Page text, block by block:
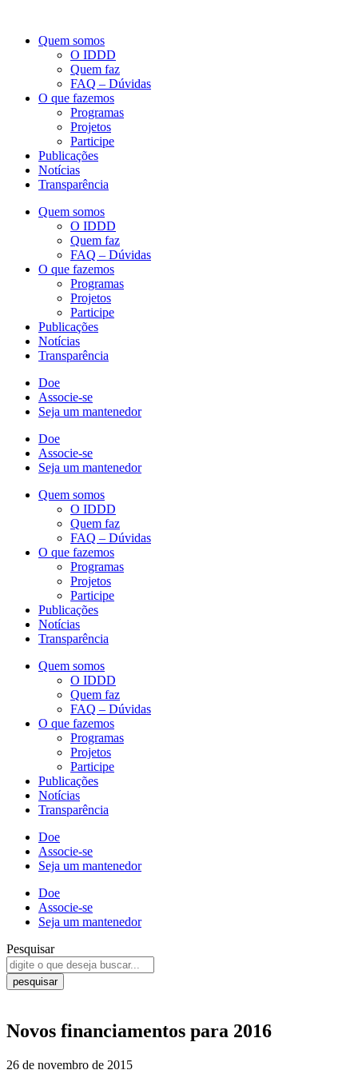
Quem somos
O IDDD
Quem faz
FAQ – Dúvidas
O que fazemos
Programas
Projetos
Participe
Publicações
Notícias
Transparência
Quem somos
O IDDD
Quem faz
FAQ – Dúvidas
O que fazemos
Programas
Projetos
Participe
Publicações
Notícias
Transparência
Doe
Associe-se
Seja um mantenedor
Doe
Associe-se
Seja um mantenedor
Quem somos
O IDDD
Quem faz
FAQ – Dúvidas
O que fazemos
Programas
Projetos
Participe
Publicações
Notícias
Transparência
Quem somos
O IDDD
Quem faz
FAQ – Dúvidas
O que fazemos
Programas
Projetos
Participe
Publicações
Notícias
Transparência
Doe
Associe-se
Seja um mantenedor
Doe
Associe-se
Seja um mantenedor
Pesquisar
pesquisar
Novos financiamentos para 2016
26 de novembro de 2015